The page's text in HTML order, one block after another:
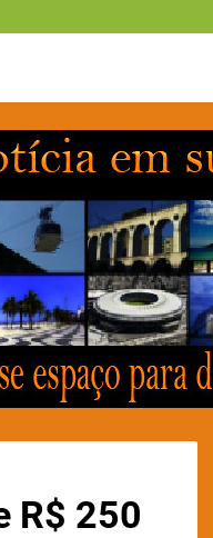
R$ 250